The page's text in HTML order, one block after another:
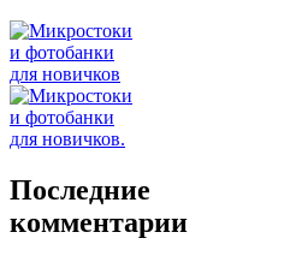
Последние
комментарии